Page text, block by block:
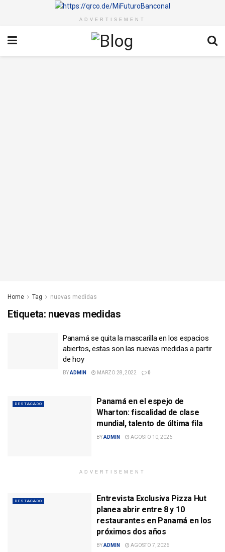
ADVERTISEMENT
Home Tag nuevas medidas
Etiqueta: nuevas medidas
Panamá se quita la mascarilla en los espacios
abiertos, estas son las nuevas medidas a partir
de hoy
BYADMIN MARZO 28, 2022 0
DESTACADO
Panamá en el espejo de
Wharton: fiscalidad de clase
mundial, talento de última fila
BYADMIN AGOSTO 10, 2026
ADVERTISEMENT
DESTACADO
Entrevista Exclusiva Pizza Hut
planea abrir entre 8 y 10
restaurantes en Panamá en los
próximos dos años
BYADMIN AGOSTO 7, 2026